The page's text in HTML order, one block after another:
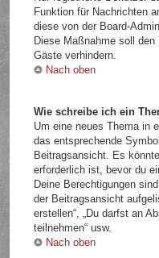
Funktion für Nachrichten
diese von der Board-
Diese Maßnahme soll
Gäste verhindern.
Nach oben
Wie schreibe ich ein
Um eine neues Thema in
das entsprechende
Beitragsansicht. Es
erforderlich ist, bevor du
Deine Berechtigungen
der Beitragsansicht
erstellen“, „Du darfst an
teilnehmen“ usw.
Nach oben